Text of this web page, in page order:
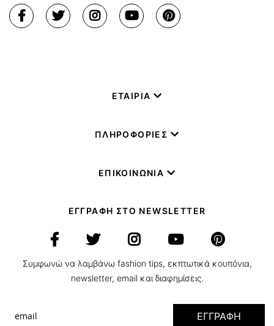
ΕΤΑΙΡΙΑ
ΠΛΗΡΟΦΟΡΙΕΣ
ΕΠΙΚΟΙΝΩΝΙΑ
ΕΓΓΡΑΦΗ ΣΤΟ NEWSLETTER
Συμφωνώ να λαμβάνω fashion tips, εκπτωτικά κουπόνια,
newsletter, email και διαφημίσεις.
ΕΓΓΡΑΦΗ